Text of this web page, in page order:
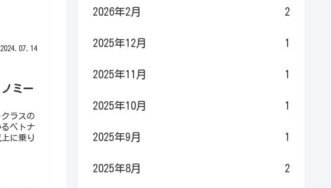
2024.07.14
ミー
ラスの
ベトナ
に乗り
2026年2月 2
2025年12月 1
2025年11月 1
2025年10月 1
2025年9月 1
2025年8月 2